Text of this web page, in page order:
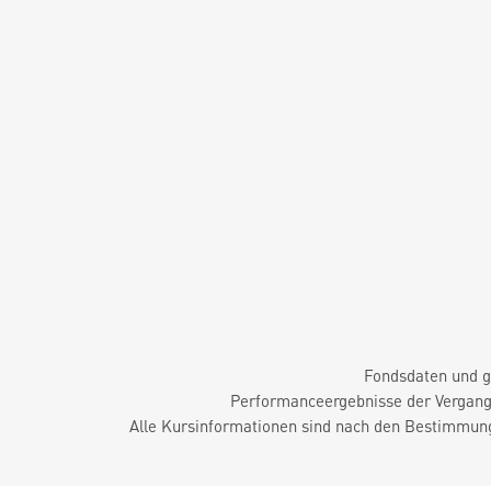
Fondsdaten und
Performanceergebnisse der
Alle Kursinformationen sind nach den